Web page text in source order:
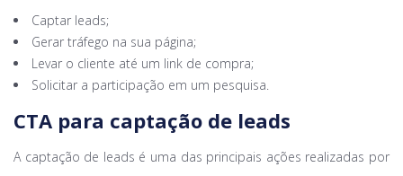
Captar leads;
Gerar tráfego na sua página;
Levar o cliente até um link de compra;
Solicitar a participação em um pesquisa.
CTA para captação de leads
A captação de leads é uma das principais ações realizadas por